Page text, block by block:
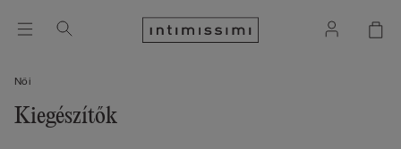
Női
Kiegészítők